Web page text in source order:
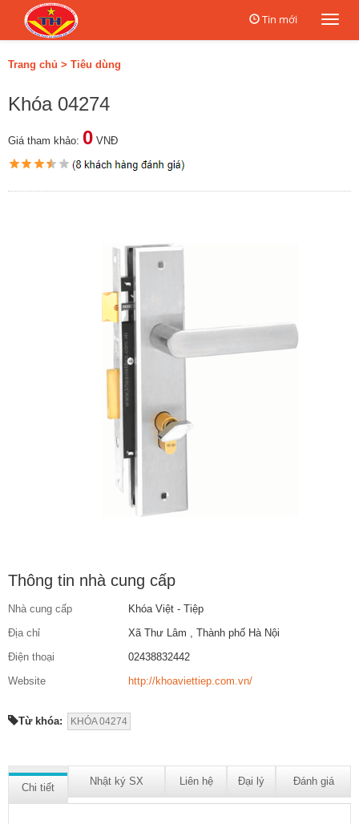
Tin mới
Trang chủ > Tiêu dùng
Khóa 04274
Giá tham khảo: 0 VNĐ
Thông tin nhà cung cấp
Nhà cung cấp
Khóa Việt - Tiệp
Địa chỉ
Xã Thư Lâm , Thành phố Hà Nội
Điện thoại
02438832442
Website
http://khoaviettiep.com.vn/
Từ khóa: KHÓA 04274
Chi tiết
Nhật ký SX Liên hệ Đại lý Đánh giá